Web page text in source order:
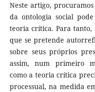
Neste artigo,
da ontologia social
teoria crítica. Para tanto,
que se pretende
sobre seus próprios
assim, num primeiro
como a teoria crítica
processual, na medida